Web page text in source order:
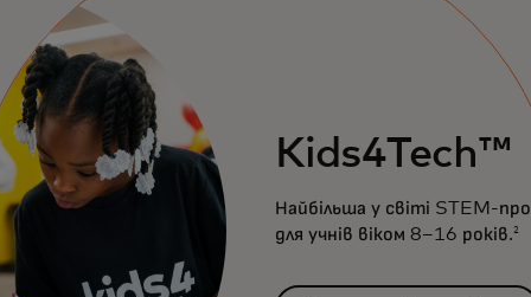
Kids4Tech™
Найбільша у світі STEM-
для учнів віком 8–16 років.2